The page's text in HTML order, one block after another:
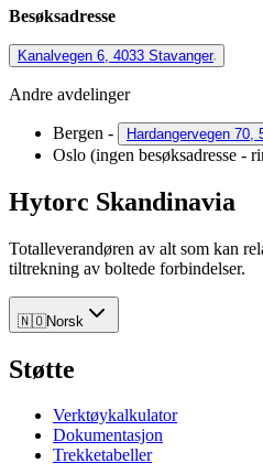
Besøksadresse
Kanalvegen 6, 4033 Stavanger
Andre avdelinger
Bergen - Hardangervegen 70,
Oslo (ingen besøksadresse -
Hytorc Skandinavia
Totalleverandøren av alt som kan
tiltrekning av boltede forbindelser.
🇳🇴Norsk
Støtte
Verktøykalkulator
Dokumentasjon
Trekketabeller